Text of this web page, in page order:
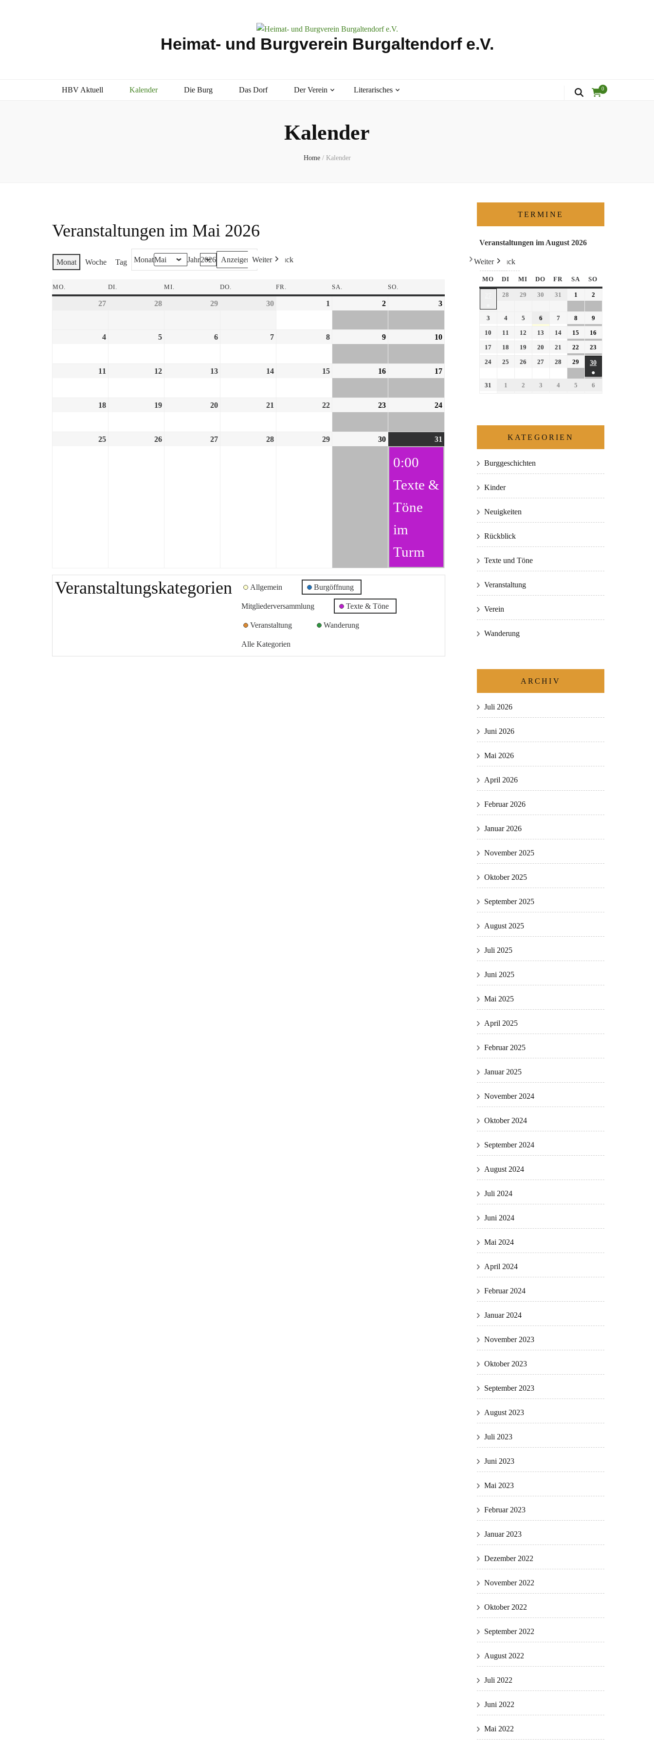
Heimat- und Burgverein Burgaltendorf e.V.
HBV Aktuell Kalender Die Burg Das Dorf Der Verein Literarisches 0
Kalender
Home / Kalender
Veranstaltungen im Mai 2026
Monat Woche Tag Monat Jahr Zurück
Heute
Weiter
MO. DI. MI. DO. FR. SA. SO.
27 28 29 30 1 2 3
4 5 6 7 8 9 10
11 12 13 14 15 16 17
18 19 20 21 22 23 24
25 26 27 28 29 30 31
0:00
Texte &
Töne
im
Turm
Veranstaltungskategorien Allgemein Burgöffnung
Mitgliederversammlung Texte & Töne
Veranstaltung Wanderung
Alle Kategorien
TERMINE
Veranstaltungen im August 2026
Zurück
Heute
Weiter
MO DI MI DO FR SA SO
28 29 30 31 1 2
3 4 5 6 7 8
9
10
11 12 13 14 15
16
17
18 19 20 21 22
23
24
25 26 27 28 29
30
●
31 1 2 3 4 5 6
KATEGORIEN
Burggeschichten
Kinder
Neuigkeiten
Rückblick
Texte und Töne
Veranstaltung
Verein
Wanderung
ARCHIV
Juli 2026
Juni 2026
Mai 2026
April 2026
Februar 2026
Januar 2026
November 2025
Oktober 2025
September 2025
August 2025
Juli 2025
Juni 2025
Mai 2025
April 2025
Februar 2025
Januar 2025
November 2024
Oktober 2024
September 2024
August 2024
Juli 2024
Juni 2024
Mai 2024
April 2024
Februar 2024
Januar 2024
November 2023
Oktober 2023
September 2023
August 2023
Juli 2023
Juni 2023
Mai 2023
Februar 2023
Januar 2023
Dezember 2022
November 2022
Oktober 2022
September 2022
August 2022
Juli 2022
Juni 2022
Mai 2022